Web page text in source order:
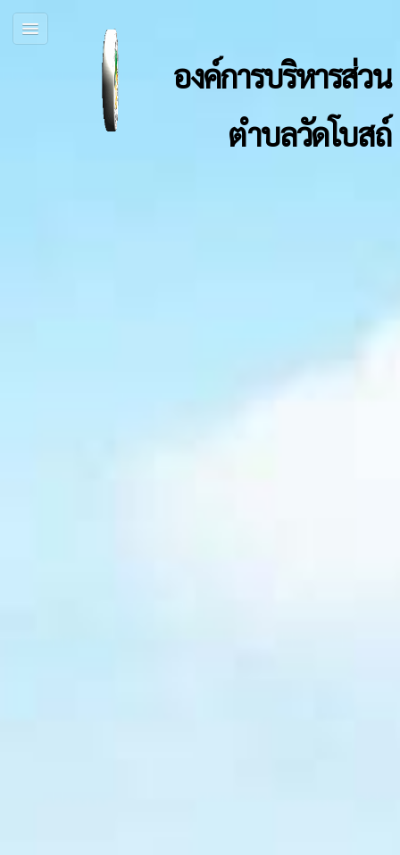
องค์การบริหารส่วน
ตำบลวัดโบสถ์